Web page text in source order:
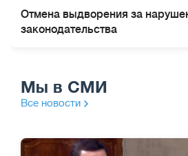
Отмена выдворения за
законодательства
Мы в СМИ
Все новости